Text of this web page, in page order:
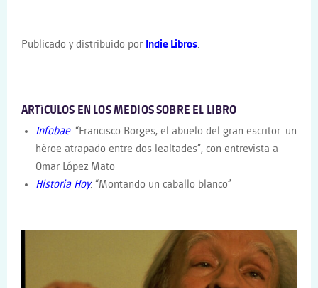
Publicado y distribuido por Indie Libros.
ARTÍCULOS EN LOS MEDIOS SOBRE EL LIBRO
Infobae: “Francisco Borges, el abuelo del gran escritor: un
héroe atrapado entre dos lealtades”, con entrevista a
Omar López Mato
Historia Hoy: “Montando un caballo blanco”